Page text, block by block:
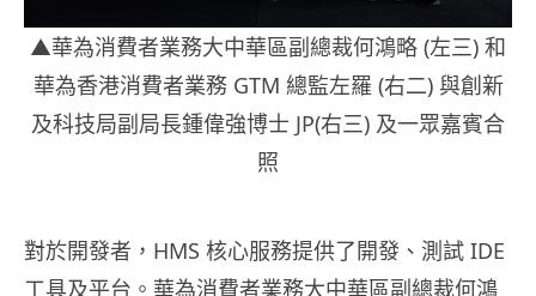
▲華為消費者業務大中華區副總裁何鴻略 (左三) 和
華為香港消費者業務 GTM 總監左羅 (右二) 與創新
及科技局副局長鍾偉強博士 JP(右三) 及一眾嘉賓合
照
對於開發者，HMS 核心服務提供了開發、測試 IDE
工具及平台。華為消費者業務大中華區副總裁何鴻